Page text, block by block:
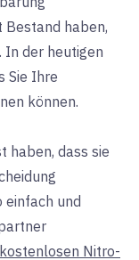
Bestand haben,
der heutigen
Sie Ihre
können.
haben, dass sie
einfach und
Nitro-